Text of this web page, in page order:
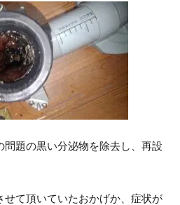
問題の黒い分泌物を除去し、再設
せて頂いていたおかげか、症状が